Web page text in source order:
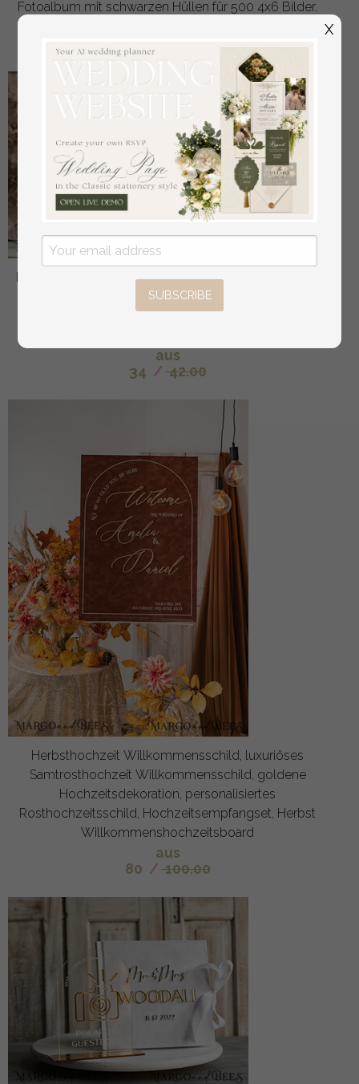
Fotoalbum mit schwarzen Hüllen für 500 4x6 Bilder.
Braut- und Bräutigam-Eidbücher, Hochzeitsgelübde,
personalisierte Eid-Heftchen, seine und ihre
Eidbücher, maßgeschneiderte Hochzeitsgelübde-
aus
34 / 42.00
Herbsthochzeit Willkommensschild, luxuriöses
Samtrosthochzeit Willkommensschild, goldene
Hochzeitsdekoration, personalisiertes
Rosthochzeitsschild, Hochzeitsempfangset, Herbst
Willkommenshochzeitsboard
aus
80 / 100.00
SUBSCRIBE
X